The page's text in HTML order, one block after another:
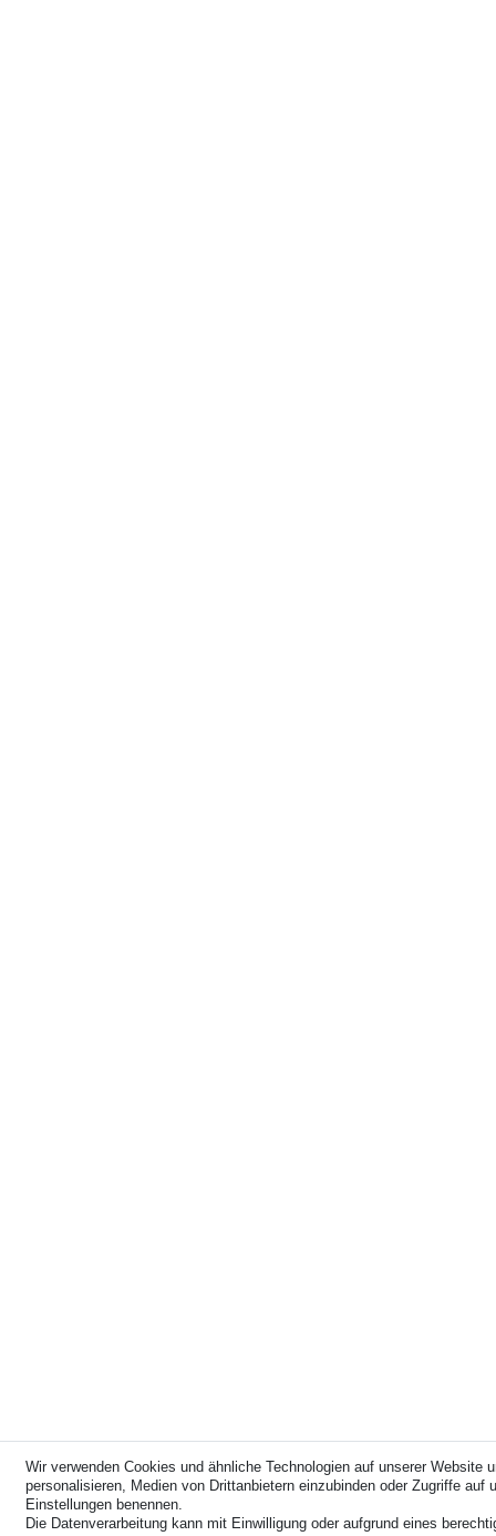
Wir verwenden Cookies und ähnliche Technologien auf unserer
personalisieren, Medien von Drittanbietern einzubinden oder Zugriffe
Einstellungen benennen.
Die Datenverarbeitung kann mit Einwilligung oder aufgrund eines